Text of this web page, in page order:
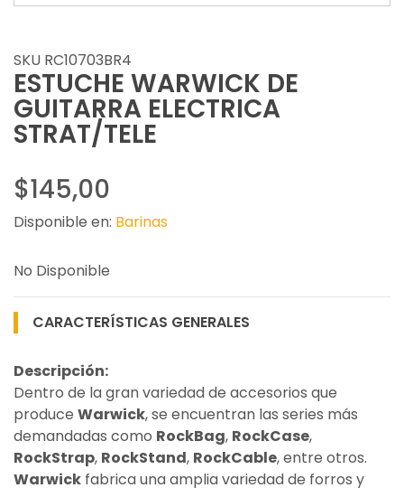
SKU RC10703BR4
ESTUCHE WARWICK DE
GUITARRA ELECTRICA
STRAT/TELE
$145,00
Disponible en: Barinas
No Disponible
CARACTERÍSTICAS GENERALES
Descripción:
Dentro de la gran variedad de accesorios que
produce Warwick, se encuentran las series más
demandadas como RockBag, RockCase,
RockStrap, RockStand, RockCable, entre otros.
Warwick fabrica una amplia variedad de forros y